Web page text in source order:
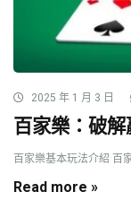
2025 年 1 月 3 日
百家樂：破
百家樂基本玩法介紹 百
Read more »